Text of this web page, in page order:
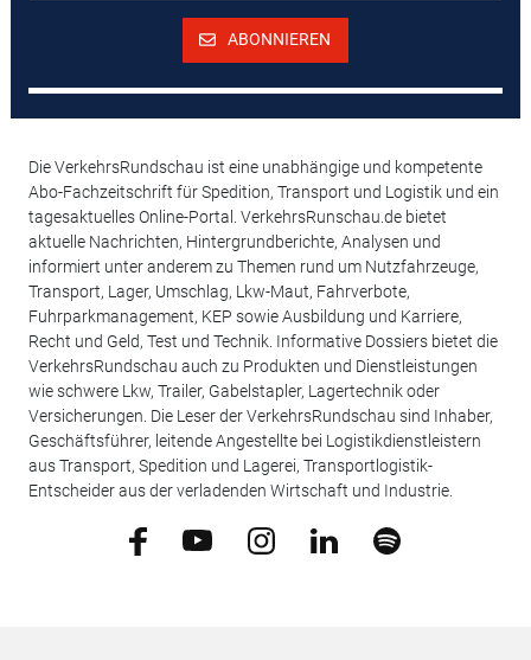
ABONNIEREN
Die VerkehrsRundschau ist eine unabhängige und kompetente
Abo-Fachzeitschrift für Spedition, Transport und Logistik und ein
tagesaktuelles Online-Portal. VerkehrsRunschau.de bietet
aktuelle Nachrichten, Hintergrundberichte, Analysen und
informiert unter anderem zu Themen rund um Nutzfahrzeuge,
Transport, Lager, Umschlag, Lkw-Maut, Fahrverbote,
Fuhrparkmanagement, KEP sowie Ausbildung und Karriere,
Recht und Geld, Test und Technik. Informative Dossiers bietet die
VerkehrsRundschau auch zu Produkten und Dienstleistungen
wie schwere Lkw, Trailer, Gabelstapler, Lagertechnik oder
Versicherungen. Die Leser der VerkehrsRundschau sind Inhaber,
Geschäftsführer, leitende Angestellte bei Logistikdienstleistern
aus Transport, Spedition und Lagerei, Transportlogistik-
Entscheider aus der verladenden Wirtschaft und Industrie.